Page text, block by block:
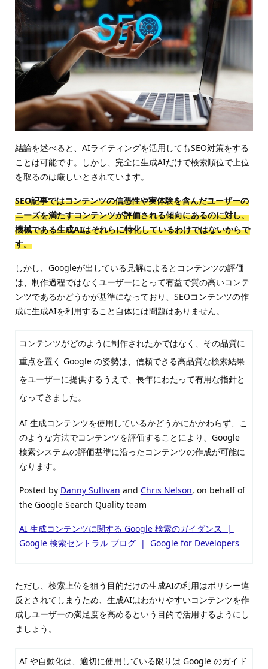
結論を述べると、AIライティングを活用してもSEO対策をする
ことは可能です。しかし、完全に生成AIだけで検索順位で上位
を取るのは厳しいとされています。
SEO記事ではコンテンツの信憑性や実体験を含んだユーザーの
ニーズを満たすコンテンツが評価される傾向にあるのに対し、
機械である生成AIはそれらに特化しているわけではないからで
す。
しかし、Googleが出している見解によるとコンテンツの評価
は、制作過程ではなくユーザーにとって有益で質の高いコンテ
ンツであるかどうかが基準になっており、SEOコンテンツの作
成に生成AIを利用すること自体には問題はありません。
コンテンツがどのように制作されたかではなく、その品質に
重点を置く Google の姿勢は、信頼できる高品質な検索結果
をユーザーに提供するうえで、長年にわたって有用な指針と
なってきました。
AI 生成コンテンツを使用しているかどうかにかかわらず、こ
のような方法でコンテンツを評価することにより、Google
検索システムの評価基準に沿ったコンテンツの作成が可能に
なります。
Posted by Danny Sullivan and Chris Nelson, on behalf of
the Google Search Quality team
AI 生成コンテンツに関する Google 検索のガイダンス |
Google 検索セントラル ブログ | Google for Developers
ただし、検索上位を狙う目的だけの生成AIの利用はポリシー違
反とされてしまうため、生成AIはわかりやすいコンテンツを作
成しユーザーの満足度を高めるという目的で活用するようにし
ましょう。
AI や自動化は、適切に使用している限りは Google のガイド